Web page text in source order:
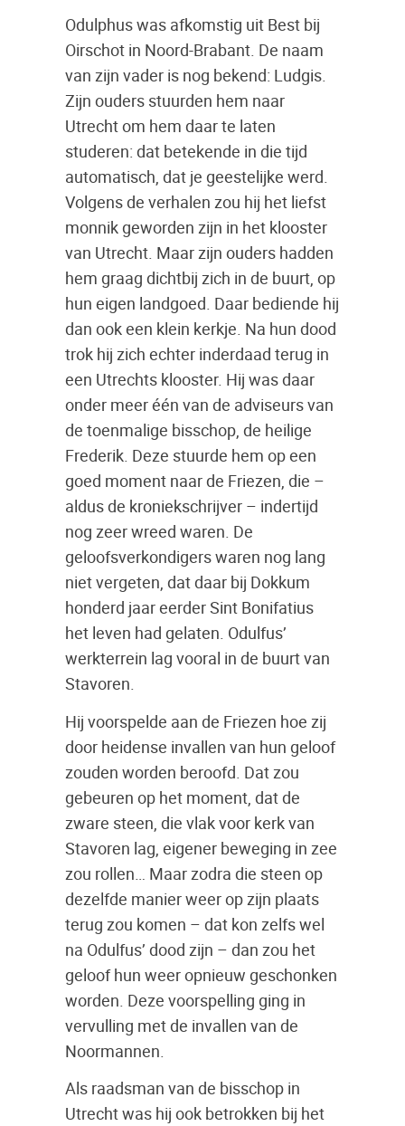
Odulphus was afkomstig uit Best bij
Oirschot in Noord-Brabant. De naam
van zijn vader is nog bekend: Ludgis.
Zijn ouders stuurden hem naar
Utrecht om hem daar te laten
studeren: dat betekende in die tijd
automatisch, dat je geestelijke werd.
Volgens de verhalen zou hij het liefst
monnik geworden zijn in het klooster
van Utrecht. Maar zijn ouders hadden
hem graag dichtbij zich in de buurt, op
hun eigen landgoed. Daar bediende hij
dan ook een klein kerkje. Na hun dood
trok hij zich echter inderdaad terug in
een Utrechts klooster. Hij was daar
onder meer één van de adviseurs van
de toenmalige bisschop, de heilige
Frederik. Deze stuurde hem op een
goed moment naar de Friezen, die –
aldus de kroniekschrijver – indertijd
nog zeer wreed waren. De
geloofsverkondigers waren nog lang
niet vergeten, dat daar bij Dokkum
honderd jaar eerder Sint Bonifatius
het leven had gelaten. Odulfus’
werkterrein lag vooral in de buurt van
Stavoren.
Hij voorspelde aan de Friezen hoe zij
door heidense invallen van hun geloof
zouden worden beroofd. Dat zou
gebeuren op het moment, dat de
zware steen, die vlak voor kerk van
Stavoren lag, eigener beweging in zee
zou rollen… Maar zodra die steen op
dezelfde manier weer op zijn plaats
terug zou komen – dat kon zelfs wel
na Odulfus’ dood zijn – dan zou het
geloof hun weer opnieuw geschonken
worden. Deze voorspelling ging in
vervulling met de invallen van de
Noormannen.
Als raadsman van de bisschop in
Utrecht was hij ook betrokken bij het